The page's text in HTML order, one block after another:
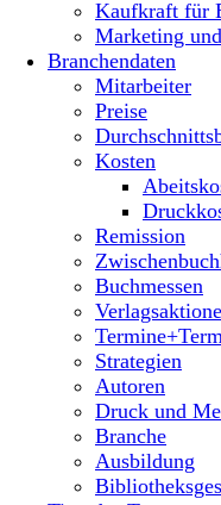
Kaufkraft für
Marketing
Branchendaten
Mitarbeiter
Preise
Kosten
Remission
Buchmessen
Strategien
Autoren
Druck und
Branche
Ausbildung